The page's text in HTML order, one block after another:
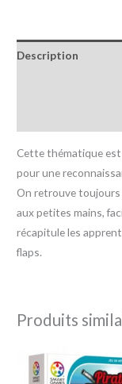
Description
Cette thématique est
pour une
On retrouve toujours
aux petites mains,
récapitule les
flaps.
Produits